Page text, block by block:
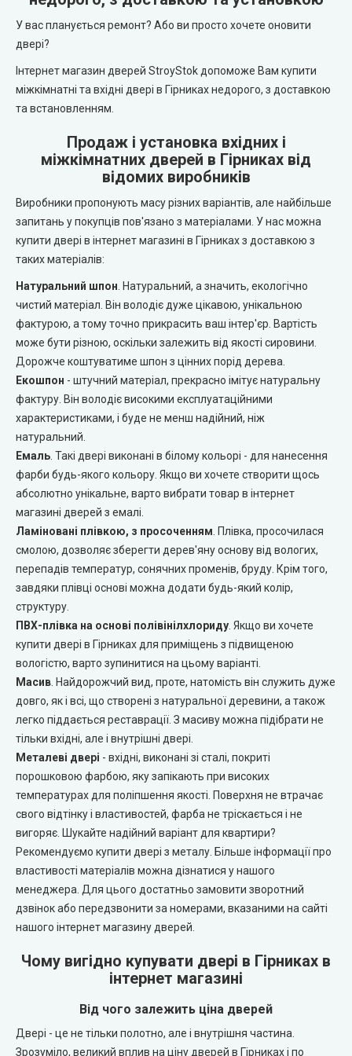
REDFORT (Редфорт)
Abwehr (Абвер)
Міністерство Дверей
MAGDA (Магда)
ARTIZ (Артиз)
Протипожежні двері
Технічні двері
Leador Gloss
Darumi (Дарумі)
Екодверка (з масиву сосни)
Статус (Status Doors)
Estet Doors (Естет Дорс)
Стильні Двері
StilDoors (СтілДорс)
Двері прихованого монтажу
DOORIS (Доріс)
BRAMA (Брама)
OMEGA (Омега)
MSDoors (МСДорс)
KFD (КФД)
GRAND (Гранд)
LUXDOORS (ЛюксДорс)
Portalino Doors (Порталіно)
CITY (Сіті фарбовані двері)
Free Style doors (Фрі Стайл під фарбування)
Контур
Danapris Doors (Данапріс Дорс)
DRUID (Друід)
City Line
У вас планується ремонт? Або ви просто хочете оновити
двері?
Інтернет магазин дверей StroyStok допоможе Вам купити
міжкімнатні та вхідні двері в Гірниках недорого, з доставкою
та встановленням.
Продаж і установка вхідних і
міжкімнатних дверей в Гірниках від
відомих виробників
Виробники пропонують масу різних варіантів, але найбільше
запитань у покупців пов'язано з матеріалами. У нас можна
купити двері в інтернет магазині в Гірниках з доставкою з
таких матеріалів:
Натуральний шпон . Натуральний, а значить, екологічно
чистий матеріал. Він володіє дуже цікавою, унікальною
фактурою, а тому точно прикрасить ваш інтер'єр. Вартість
може бути різною, оскільки залежить від якості сировини.
Дорожче коштуватиме шпон з цінних порід дерева.
Екошпон - штучний матеріал, прекрасно імітує натуральну
фактуру. Він володіє високими експлуатаційними
характеристиками, і буде не менш надійний, ніж
натуральний.
Емаль . Такі двері виконані в білому кольорі - для нанесення
фарби будь-якого кольору. Якщо ви хочете створити щось
абсолютно унікальне, варто вибрати товар в інтернет
магазині дверей з емалі.
Ламіновані плівкою, з просоченням . Плівка, просочилася
смолою, дозволяє зберегти дерев'яну основу від вологих,
перепадів температур, сонячних променів, бруду. Крім того,
завдяки плівці основі можна додати будь-який колір,
структуру.
ПВХ-плівка на основі полівінілхлориду . Якщо ви хочете
купити двері в Гірниках для приміщень з підвищеною
вологістю, варто зупинитися на цьому варіанті.
Масив . Найдорожчий вид, проте, натомість він служить дуже
довго, як і всі, що створені з натуральної деревини, а також
легко піддається реставрації. З масиву можна підібрати не
тільки вхідні, але і внутрішні двері.
Металеві двері - вхідні, виконані зі сталі, покриті
порошковою фарбою, яку запікають при високих
температурах для поліпшення якості. Поверхня не втрачає
свого відтінку і властивостей, фарба не тріскається і не
вигоряє. Шукайте надійний варіант для квартири?
Рекомендуємо купити двері з металу. Більше інформації про
властивості матеріалів можна дізнатися у нашого
менеджера. Для цього достатньо замовити зворотний
дзвінок або передзвонити за номерами, вказаними на сайті
нашого інтернет магазину дверей.
Чому вигідно купувати двері в Гірниках в
інтернет магазині
Від чого залежить ціна дверей
Двері - це не тільки полотно, але і внутрішня частина.
Зрозуміло, великий вплив на ціну дверей в Гірниках і по